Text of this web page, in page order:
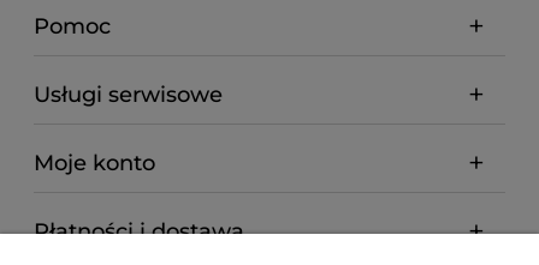
Pomoc
Usługi serwisowe
Moje konto
Płatności i dostawa